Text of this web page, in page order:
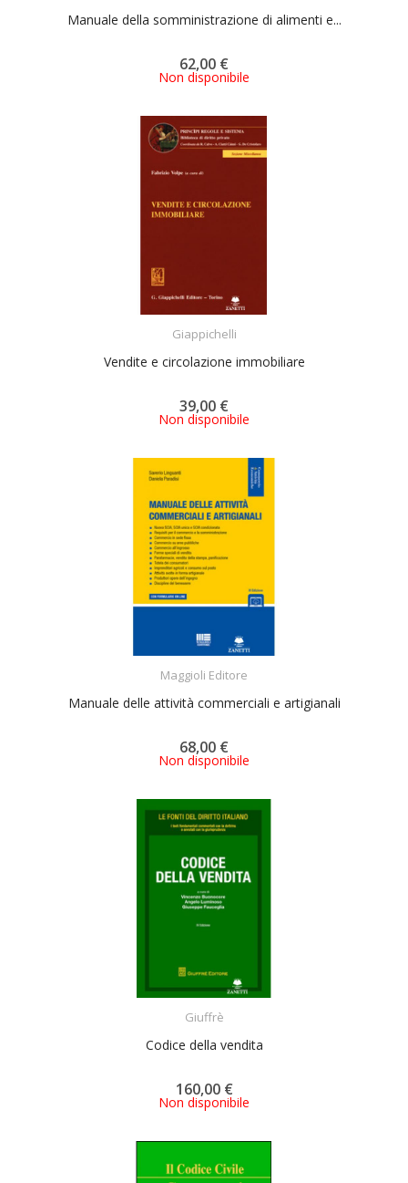
Manuale della somministrazione di alimenti e...
62,00 €
Non disponibile
Giappichelli
Vendite e circolazione immobiliare
39,00 €
Non disponibile
Maggioli Editore
Manuale delle attività commerciali e artigianali
68,00 €
Non disponibile
Giuffrè
Codice della vendita
160,00 €
Non disponibile